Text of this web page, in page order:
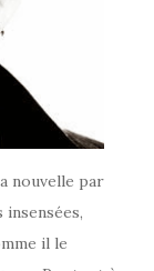
nouvelle par
insensées,
il le